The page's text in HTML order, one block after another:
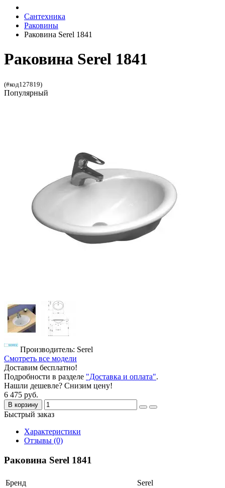
Сантехника
Раковины
Раковина Serel 1841
Раковина Serel 1841
(#код127819)
Популярный
Производитель: Serel
Смотреть все модели
Доставим бесплатно!
Подробности в разделе "Доставка и оплата".
Нашли дешевле? Снизим цену!
6 475 руб.
В корзину
Быстрый заказ
Характеристики
Отзывы (0)
Раковина Serel 1841
Бренд
Serel